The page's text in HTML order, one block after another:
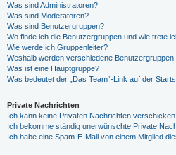
Was sind Administratoren?
Was sind Moderatoren?
Was sind Benutzergruppen?
Wo finde ich die Benutzergruppen und wie trete
Wie werde ich Gruppenleiter?
Weshalb werden verschiedene Benutzergruppen
Was ist eine Hauptgruppe?
Was bedeutet der „Das Team“-Link auf der
Private Nachrichten
Ich kann keine Privaten Nachrichten verschicken!
Ich bekomme ständig unerwünschte Private
Ich habe eine Spam-E-Mail von einem Mitglied